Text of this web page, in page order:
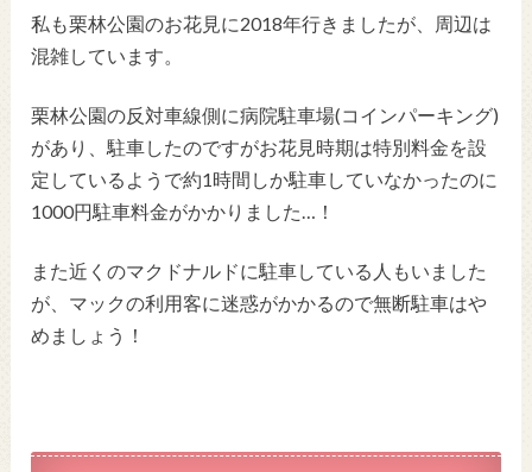
私も栗林公園のお花見に2018年行きましたが、周辺は
混雑しています。
栗林公園の反対車線側に病院駐車場(コインパーキング)
があり、駐車したのですがお花見時期は特別料金を設
定しているようで約1時間しか駐車していなかったのに
1000円駐車料金がかかりました…！
また近くのマクドナルドに駐車している人もいました
が、マックの利用客に迷惑がかかるので無断駐車はや
めましょう！